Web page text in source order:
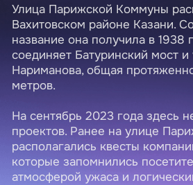
Улица Парижской Коммуны
Вахитовском районе Казани.
название она получила в 1938
соединяет Батуринский мост и
Нариманова, общая
метров.
На сентябрь 2023 года здесь
проектов. Ранее на улице
располагались квесты
которые запомнились
атмосферой ужаса и